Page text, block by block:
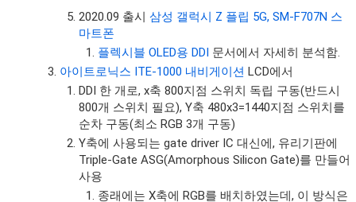
2020.09 출시삼성 갤럭시 Z 플립 5G, SM-F707N 스
마트폰
플렉시블 OLED용 DDI 문서에서 자세히 분석함.
아이트로닉스 ITE-1000 내비게이션 LCD에서
DDI 한 개로, x축 800지점 스위치 독립 구동(반드시
800개 스위치 필요), Y축 480x3=1440지점 스위치를
순차 구동(최소 RGB 3개 구동)
Y축에 사용되는 gate driver IC 대신에, 유리기판에
Triple-Gate ASG(Amorphous Silicon Gate)를 만들어
사용
종래에는 X축에 RGB를 배치하였는데, 이 방식은